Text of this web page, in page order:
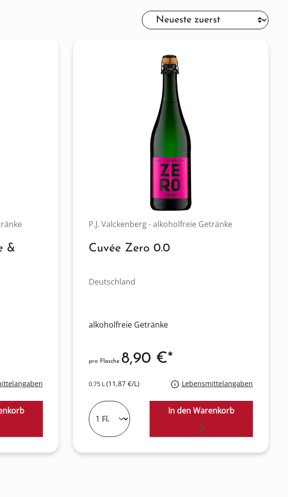
&
P.J. Valckenberg - alkoholfreie Getränke
Cuvée Zero 0.0
Deutschland
alkoholfreie Getränke
0.75 L(11,87 €/L) Lebensmittelangaben
pro Flasche 8,90 €*
In den Warenkorb